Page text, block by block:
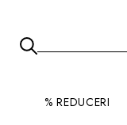
% REDUCERI